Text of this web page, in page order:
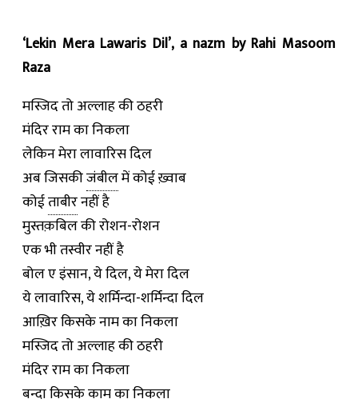
‘Lekin Mera Lawaris Dil’, a nazm by Rahi Masoom
Raza
मस्जिद तो अल्लाह की ठहरी
मंदिर राम का निकला
लेकिन मेरा लावारिस दिल
अब जिसकीजंबीलमें कोई ख़्वाब
कोईताबीरनहीं है
मुस्तक़बिल की रोशन-रोशन
एक भी तस्वीर नहीं है
बोल ए इंसान, ये दिल, ये मेरा दिल
ये लावारिस, ये शर्मिन्दा-शर्मिन्दा दिल
आख़िर किसके नाम का निकला
मस्जिद तो अल्लाह की ठहरी
मंदिर राम का निकला
बन्दा किसके काम का निकला